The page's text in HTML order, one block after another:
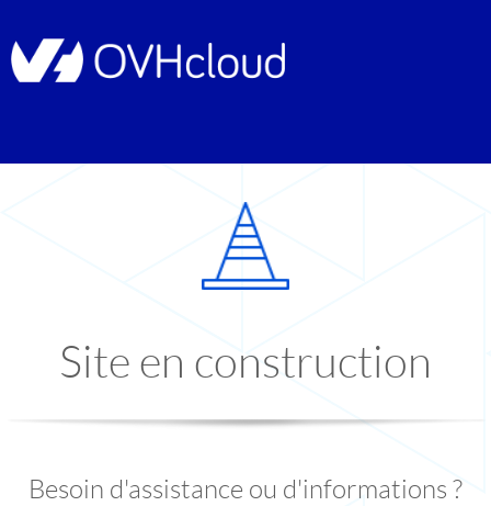
Site en construction
Besoin d'assistance ou d'informations ?